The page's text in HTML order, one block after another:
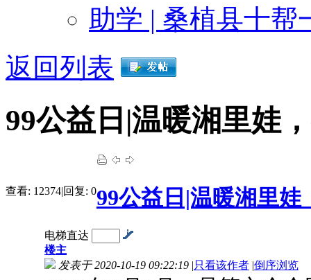
感谢桑植县民政局为10帮
感谢盼盼硅藻泥公司长沙分公司为
感谢楚德发为10帮1
感谢钟姐为10帮1
感谢奥克士照明为10帮
感谢钟高平为10帮1
感谢桑植环美苗圃覃遵银为
助学 | 桑植县十帮
返回列表
99公益日|温暖湘里娃
查看: 12374|回复: 099公益日|温暖湘里
电梯直达
楼主
发表于 2020-10-19 09:22:19 |只看该作者 |倒序浏览